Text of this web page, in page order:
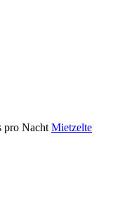
pro Nacht Mietzelte